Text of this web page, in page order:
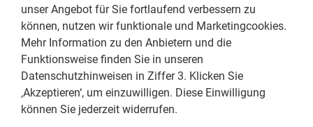
An excerpt //
UN Declaration on Human Rights
Defenders
unser Angebot für Sie fortlaufend verbessern zu
können, nutzen wir funktionale und Marketingcookies.
Mehr Information zu den Anbietern und die
Funktionsweise finden Sie in unseren
Datenschutzhinweisen in Ziffer 3. Klicken Sie
‚Akzeptieren‘, um einzuwilligen. Diese Einwilligung
können Sie jederzeit widerrufen.